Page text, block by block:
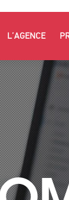
L’AGENCE